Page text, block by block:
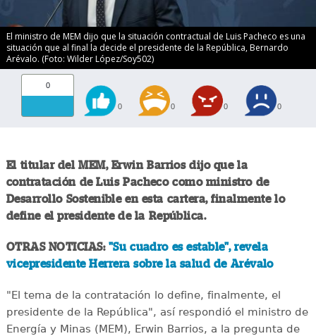
El ministro de MEM dijo que la situación contractual de Luis Pacheco es una
situación que al final la decide el presidente de la República, Bernardo
Arévalo. (Foto: Wilder López/Soy502)
0
0 0 0 0
El titular del MEM, Erwin Barrios dijo que la
contratación de Luis Pacheco como ministro de
Desarrollo Sostenible en esta cartera, finalmente lo
define el presidente de la República.
OTRAS NOTICIAS: "Su cuadro es estable", revela
vicepresidente Herrera sobre la salud de Arévalo
"El tema de la contratación lo define, finalmente, el
presidente de la República", así respondió el ministro de
Energía y Minas (MEM), Erwin Barrios, a la pregunta de